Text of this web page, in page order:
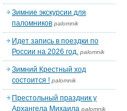
Зимние экскурсии для
паломников palomnik
Идет запись в поездки по
России на 2026 год. palomnik
Зимний Крестный ход
состоится ! palomnik
Престольный праздник у
Архангела Михаила palomnik